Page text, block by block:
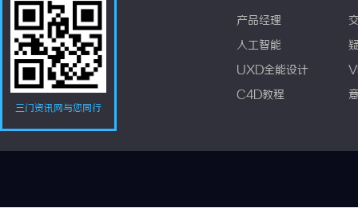
三门资讯网与您同行
产品经理
人工智能
UXD全能设计
C4D教程